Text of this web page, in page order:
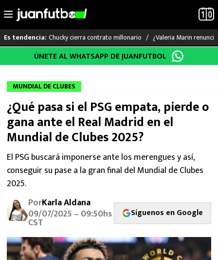
al
Es tendencia: Chucky cierra contrato millonario ¿Valeria Marin
LO ÚLTIMO
LIGA MX
RAYADOS
PUMAS
ATLANTE
SELECCIÓN MEXICANA
FUTBOL INTERNACIONAL
MEXICANOS EN EL EXTRANJERO
FUTBOL ESTUFA
ÚNETE AL WHATSAPP DE JUANFUTBOL
MUNDIAL DE CLUBES
¿Qué pasa si el PSG empata, pierde o
gana ante el Real Madrid en el
Mundial de Clubes 2025?
El PSG buscará imponerse ante los merengues y así,
conseguir su pase a la gran final del Mundial de Clubes
2025.
PorKarla Aldana
09/07/2025 – 09:50hs
CST
Síguenos en Google